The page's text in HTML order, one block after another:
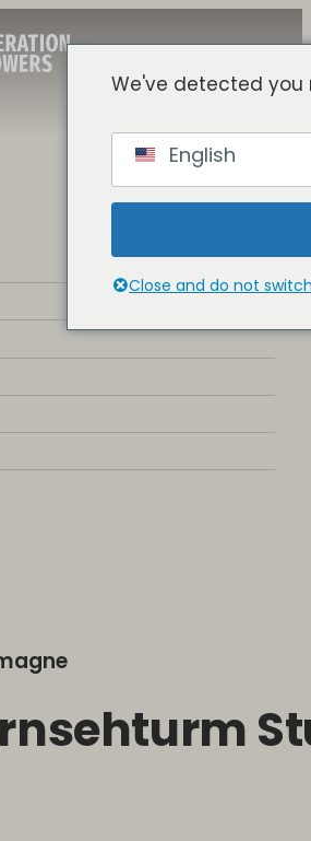
English
Portuguese
We've detected
English
Close and do not